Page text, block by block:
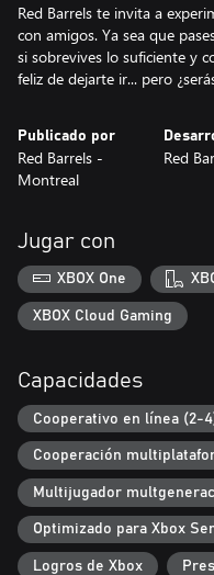
Red Barrels te invita a
con amigos. Ya sea que
si sobrevives lo suficiente y
feliz de dejarte ir... pero
Publicado por
Red Barrels -
Montreal
Red
Jugar con
XBOX One
XBOX Cloud Gaming
Capacidades
Cooperativo en línea (2-
Cooperación
Multijugador
Optimizado para Xbox
Logros de Xbox